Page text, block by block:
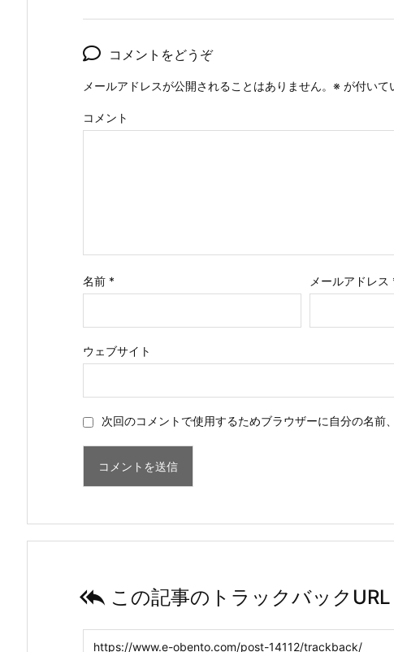
コメントをどうぞ
メールアドレスが公開されることはありません。 ※ が付いて
コメント
名前 * メールアドレス
ウェブサイト
次回のコメントで使用するためブラウザーに自分の名前
 この記事のトラックバックURL